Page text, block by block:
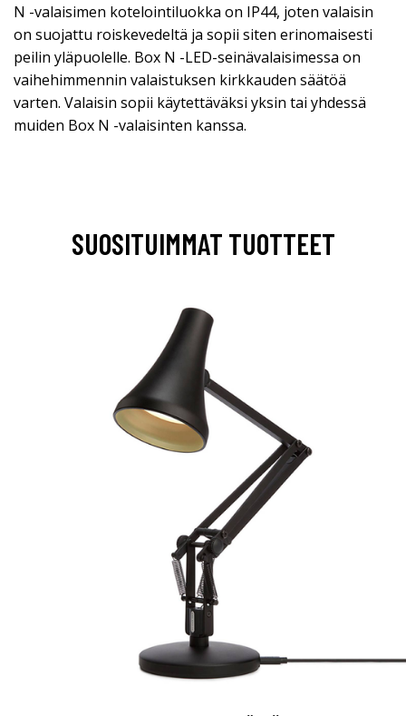
N -valaisimen kotelointiluokka on IP44, joten valaisin
on suojattu roiskevedeltä ja sopii siten erinomaisesti
peilin yläpuolelle. Box N -LED-seinävalaisimessa on
vaihehimmennin valaistuksen kirkkauden säätöä
varten. Valaisin sopii käytettäväksi yksin tai yhdessä
muiden Box N -valaisinten kanssa.
SUOSITUIMMAT TUOTTEET